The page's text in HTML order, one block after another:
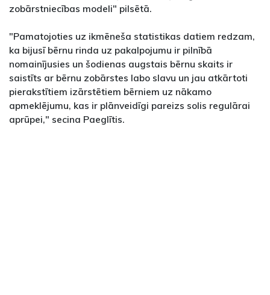
zobārstniecības modeli" pilsētā.
"Pamatojoties uz ikmēneša statistikas datiem redzam,
ka bijusī bērnu rinda uz pakalpojumu ir pilnībā
nomainījusies un šodienas augstais bērnu skaits ir
saistīts ar bērnu zobārstes labo slavu un jau atkārtoti
pierakstītiem izārstētiem bērniem uz nākamo
apmeklējumu, kas ir plānveidīgi pareizs solis regulārai
aprūpei," secina Paeglītis.